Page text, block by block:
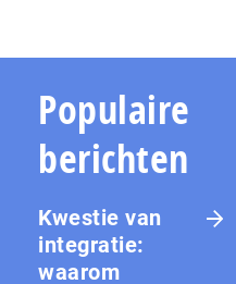
Populaire
berichten
Kwestie van
integratie:
waarom